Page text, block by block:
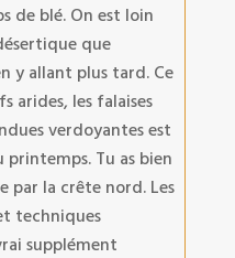
de blé. On est loin
que
y allant plus tard. Ce
arides, les falaises
verdoyantes est
Tu as bien
la crête nord. Les
techniques
supplément